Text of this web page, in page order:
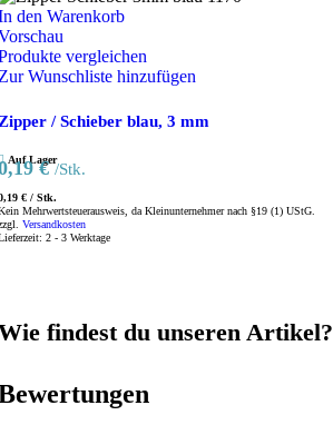
den Warenkorb
vergleichen
Wunschliste hinzufügen
/ Schieber blau, 3 mm
Auf Lager
€ /Stk.
€ / Stk.
Mehrwertsteuerausweis, da Kleinunternehmer nach §19 (1) UStG.
Versandkosten
2 - 3 Werktage
findest du unseren Artikel?